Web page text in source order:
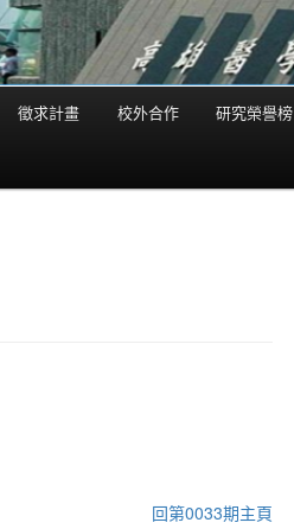
徵求計畫 校外合作 研究榮譽榜
回第0033期主頁